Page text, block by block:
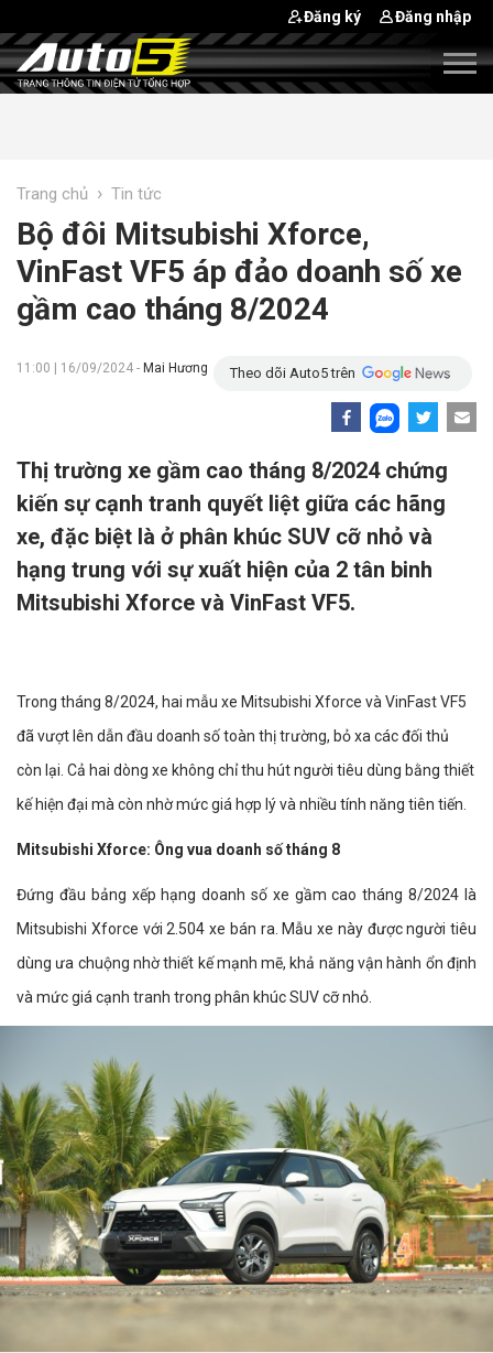
Đăng ký Đăng nhập
Trang chủ › Tin tức
Bộ đôi Mitsubishi Xforce,
VinFast VF5 áp đảo doanh số xe
gầm cao tháng 8/2024
11:00 | 16/09/2024 - Mai Hương Theo dõi Auto5 trên
Thị trường xe gầm cao tháng 8/2024 chứng
kiến sự cạnh tranh quyết liệt giữa các hãng
xe, đặc biệt là ở phân khúc SUV cỡ nhỏ và
hạng trung với sự xuất hiện của 2 tân binh
Mitsubishi Xforce và VinFast VF5.
Trong tháng 8/2024, hai mẫu xe Mitsubishi Xforce và VinFast VF5
đã vượt lên dẫn đầu doanh số toàn thị trường, bỏ xa các đối thủ
còn lại. Cả hai dòng xe không chỉ thu hút người tiêu dùng bằng thiết
kế hiện đại mà còn nhờ mức giá hợp lý và nhiều tính năng tiên tiến.
Mitsubishi Xforce: Ông vua doanh số tháng 8
Đứng đầu bảng xếp hạng doanh số xe gầm cao tháng 8/2024 là
Mitsubishi Xforce với 2.504 xe bán ra. Mẫu xe này được người tiêu
dùng ưa chuộng nhờ thiết kế mạnh mẽ, khả năng vận hành ổn định
và mức giá cạnh tranh trong phân khúc SUV cỡ nhỏ.